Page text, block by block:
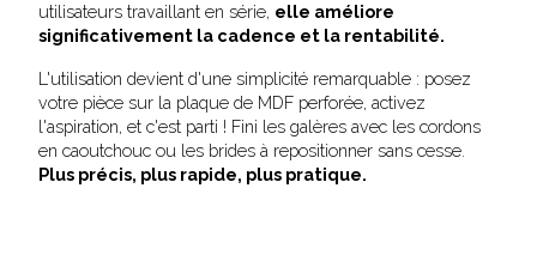
utilisateurs travaillant en série, elle améliore
significativement la cadence et la rentabilité.
L'utilisation devient d'une simplicité remarquable : posez
votre pièce sur la plaque de MDF perforée, activez
l'aspiration, et c'est parti ! Fini les galères avec les cordons
en caoutchouc ou les brides à repositionner sans cesse.
Plus précis, plus rapide, plus pratique.